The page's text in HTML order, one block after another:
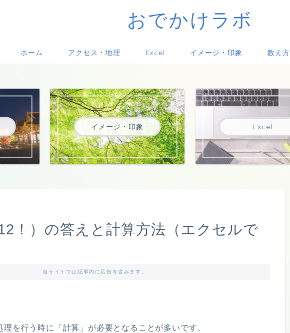
おでかけラボ
ホーム アクセス・地理 Excel イメージ・印象 数え方
イメージ・印象 Excel
！）の答えと計算方法（エクセルで
当サイトでは記事内に広告を含みます。
理を行う時に「計算」が必要となることが多いです。